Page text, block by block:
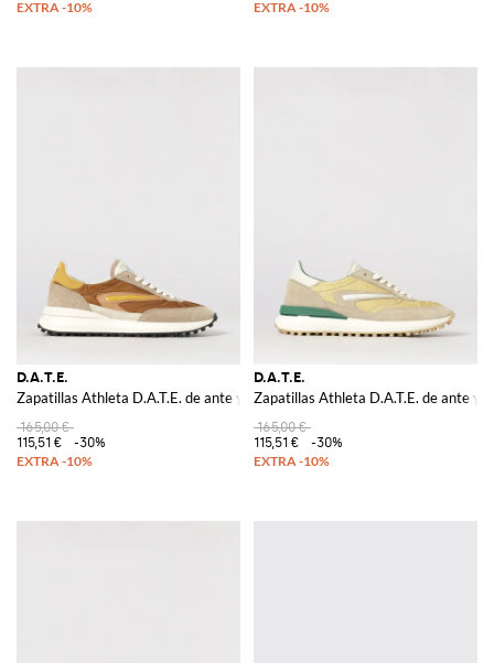
D.A.T.E.
Zapatillas Athleta D.A.T.E. de ante y nailon
165,00 €
115,51 €
-30%
D.A.T.E.
Zapatillas Athleta D.A.T.E. de ante y
165,00 €
115,51 €
-30%